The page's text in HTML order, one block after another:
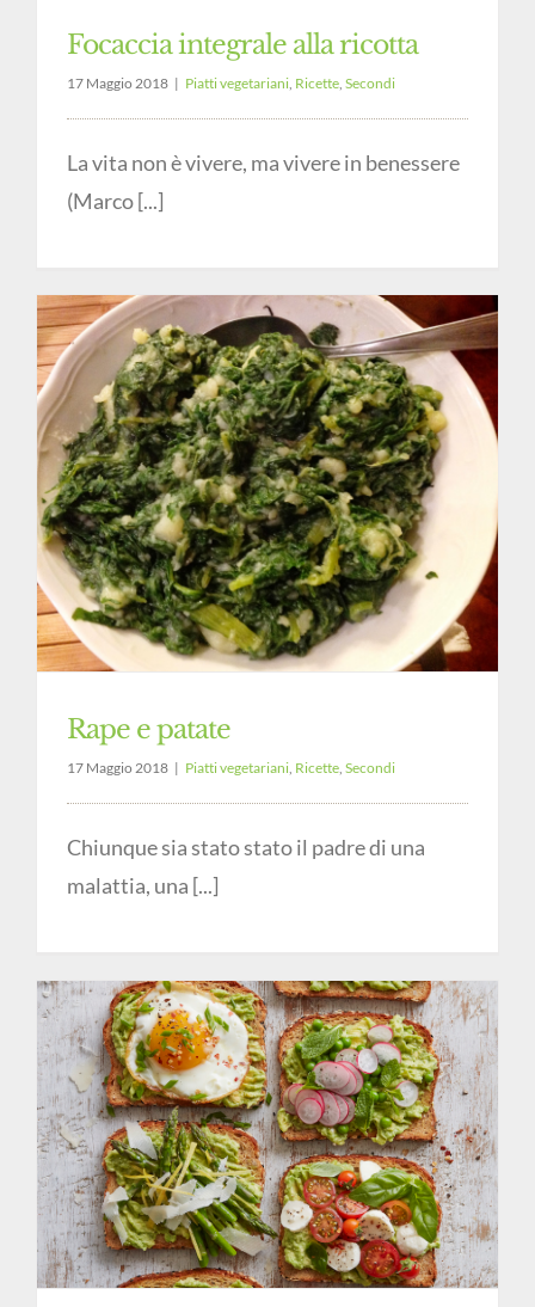
Focaccia integrale alla ricotta
17 Maggio 2018 | Piatti vegetariani Ricette Secondi
La vita non è vivere, ma vivere in benessere
(Marco [...]
Rape e patate
17 Maggio 2018 | Piatti vegetariani Ricette Secondi
Chiunque sia stato stato il padre di una
malattia, una [...]